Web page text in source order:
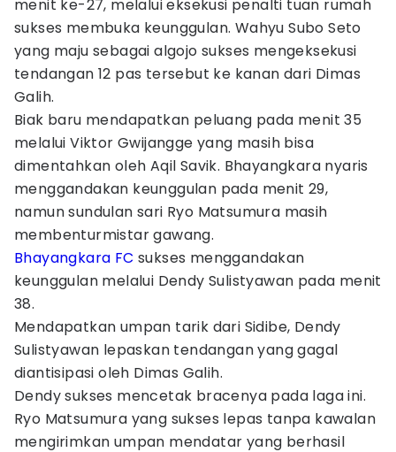
menit ke-27, melalui eksekusi penalti tuan rumah
sukses membuka keunggulan. Wahyu Subo Seto
yang maju sebagai algojo sukses mengeksekusi
tendangan 12 pas tersebut ke kanan dari Dimas
Galih.
Biak baru mendapatkan peluang pada menit 35
melalui Viktor Gwijangge yang masih bisa
dimentahkan oleh Aqil Savik. Bhayangkara nyaris
menggandakan keunggulan pada menit 29,
namun sundulan sari Ryo Matsumura masih
membenturmistar gawang.
Bhayangkara FC sukses menggandakan
keunggulan melalui Dendy Sulistyawan pada menit
38.
Mendapatkan umpan tarik dari Sidibe, Dendy
Sulistyawan lepaskan tendangan yang gagal
diantisipasi oleh Dimas Galih.
Dendy sukses mencetak bracenya pada laga ini.
Ryo Matsumura yang sukses lepas tanpa kawalan
mengirimkan umpan mendatar yang berhasil